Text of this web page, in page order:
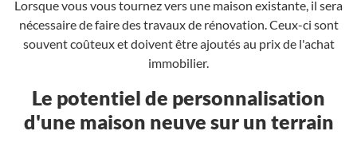
Lorsque vous vous tournez vers une maison existante, il sera
nécessaire de faire des travaux de rénovation. Ceux-ci sont
souvent coûteux et doivent être ajoutés au prix de l'achat
immobilier.
Le potentiel de personnalisation
d'une maison neuve sur un terrain